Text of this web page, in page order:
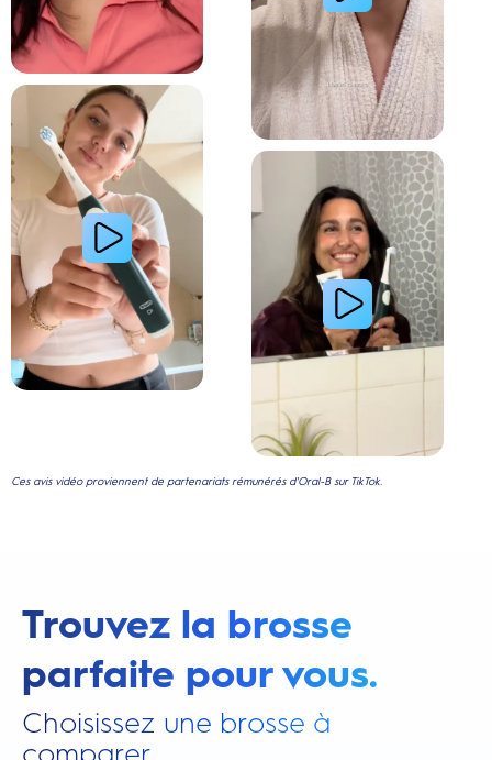
Lire la vidéo : La routine du matin d’une jeune femme avec le système de brosse à dents
Lire la vidéo : Le secret d’une jeune femme
Ces avis vidéo proviennent de partenariats rémunérés d'Oral-B sur TikTok.
Trouvez la brosse
parfaite pour vous.
Choisissez une brosse à
comparer.